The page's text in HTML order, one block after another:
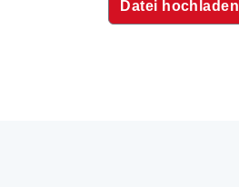
Datei hochladen